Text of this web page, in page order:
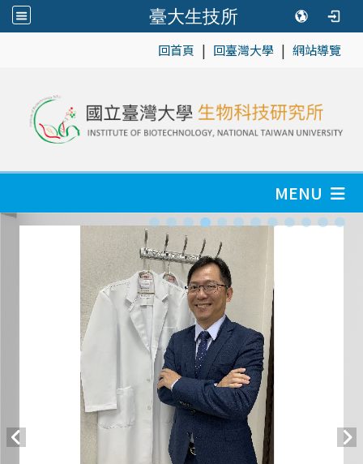
臺大生技所
回首頁 | 回臺灣大學 | 網站導覽
MENU